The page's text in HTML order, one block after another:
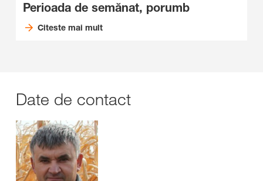
Perioada de semănat, porumb
Citeste mai mult
Date de contact